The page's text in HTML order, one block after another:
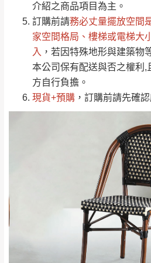
介紹之商品項目為主。
訂購前請務必丈量擺放空間
家空間格局、 樓梯或電梯大
入 ，若因特殊地形與建築物
本公司保有配送與否之權利,
方自行負擔。
現貨+預購 ，訂購前請先確認
免
費
＊A108產品另
新竹
接單後二日內(不含例假
電話聯絡或E-Mail通知
（線上客
服 LINE →
下單前先詢問是否現貨
現貨我們客服會再來電
（洽詢方式請搜尋 Line
地區恕無法提供運送 (
苗栗至基隆；其它地區
地型限制(山區、鄉、鎮
法搬運上樓等因素，導
保有出貨的權利。
保護物流人員的工作安
服務，若需以吊車或其